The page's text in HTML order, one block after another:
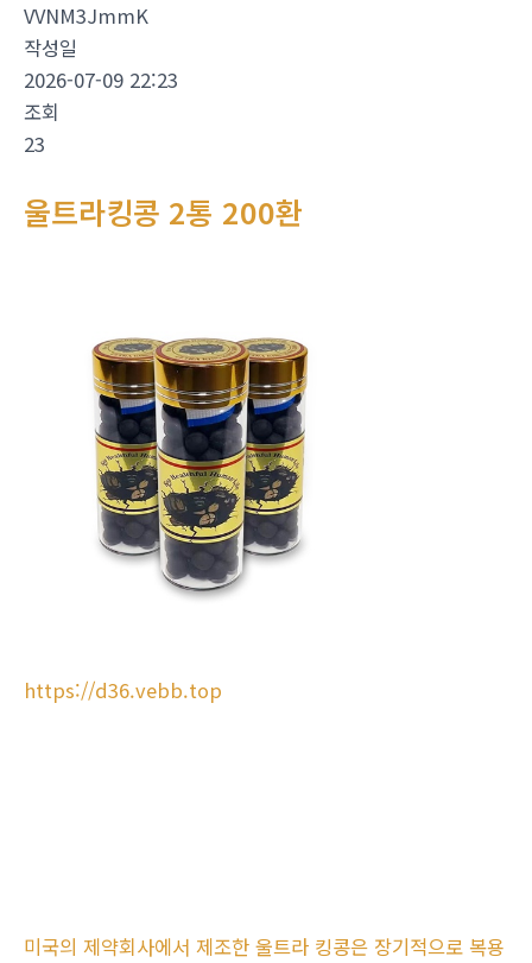
VVNM3JmmK
작성일
2026-07-09 22:23
조회
23
울트라킹콩 2통 200환
https://d36.vebb.top
미국의 제약회사에서 제조한 울트라 킹콩은 장기적으로 복용